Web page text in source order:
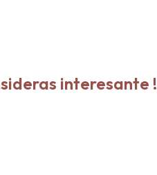
interesante !